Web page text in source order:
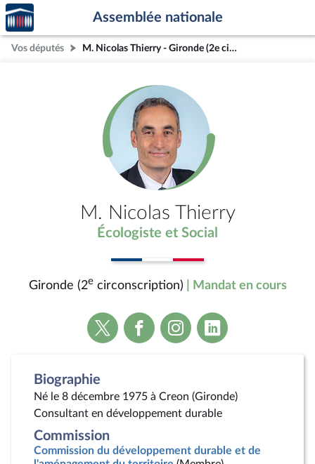
Aller au contenu
Aller en bas de la page
Accèder
à la
page
d'accueil
Assemblée nationale
Vos députés M. Nicolas Thierry - Gironde (2e circonscription)
M. Nicolas Thierry
Écologiste et Social
Gironde (2ecirconscription) | Mandat en cours
Voir
la
Voir
la
Voir
la
Voir
la
Biographie
Né le 8 décembre 1975 à Creon (Gironde)
Consultant en développement durable
Commission
Commission du développement durable et de